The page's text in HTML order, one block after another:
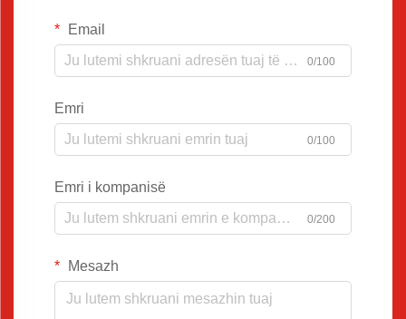
Email
0/100
Emri
0/100
Emri i kompanisë
0/200
Mesazh